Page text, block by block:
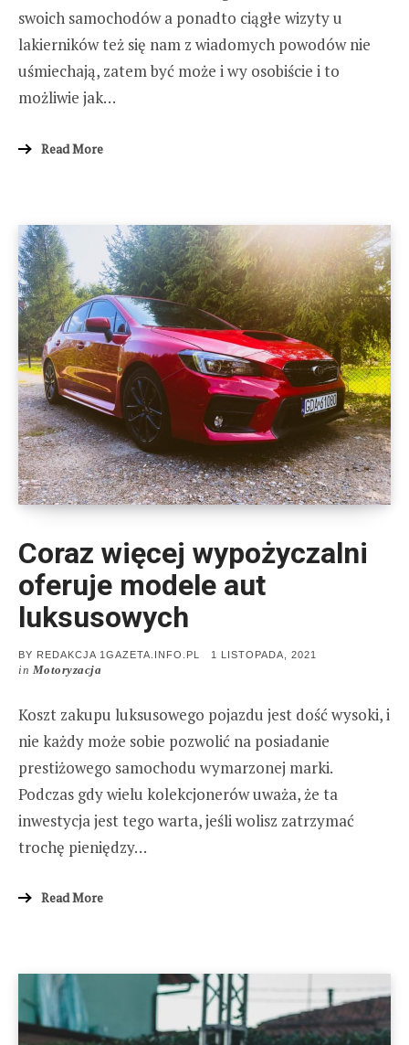
swoich samochodów a ponadto ciągłe wizyty u
lakierników też się nam z wiadomych powodów nie
uśmiechają, zatem być może i wy osobiście i to
możliwie jak…
Read More
Coraz więcej wypożyczalni
oferuje modele aut
luksusowych
BY REDAKCJA 1GAZETA.INFO.PL
POSTED
1 LISTOPADA, 2021
in Motoryzacja
Koszt zakupu luksusowego pojazdu jest dość wysoki, i
nie każdy może sobie pozwolić na posiadanie
prestiżowego samochodu wymarzonej marki.
Podczas gdy wielu kolekcjonerów uważa, że ta
inwestycja jest tego warta, jeśli wolisz zatrzymać
trochę pieniędzy…
Read More